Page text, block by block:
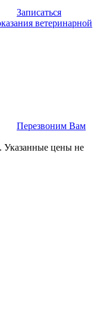
Записаться
ветеринарной
Перезвоним Вам
Указанные цены не